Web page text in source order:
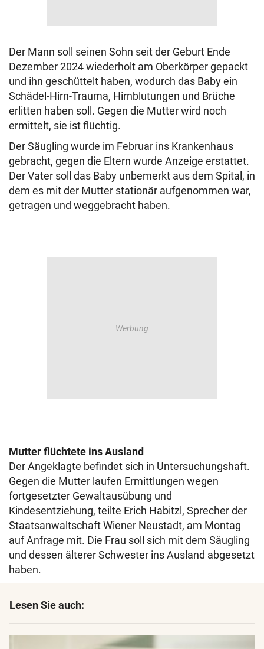
Der Mann soll seinen Sohn seit der Geburt Ende
Dezember 2024 wiederholt am Oberkörper gepackt
und ihn geschüttelt haben, wodurch das Baby ein
Schädel-Hirn-Trauma, Hirnblutungen und Brüche
erlitten haben soll. Gegen die Mutter wird noch
ermittelt, sie ist flüchtig.
Der Säugling wurde im Februar ins Krankenhaus
gebracht, gegen die Eltern wurde Anzeige erstattet.
Der Vater soll das Baby unbemerkt aus dem Spital, in
dem es mit der Mutter stationär aufgenommen war,
getragen und weggebracht haben.
Mutter flüchtete ins Ausland
Der Angeklagte befindet sich in Untersuchungshaft.
Gegen die Mutter laufen Ermittlungen wegen
fortgesetzter Gewaltausübung und
Kindesentziehung, teilte Erich Habitzl, Sprecher der
Staatsanwaltschaft Wiener Neustadt, am Montag
auf Anfrage mit. Die Frau soll sich mit dem Säugling
und dessen älterer Schwester ins Ausland abgesetzt
haben.
Lesen Sie auch: